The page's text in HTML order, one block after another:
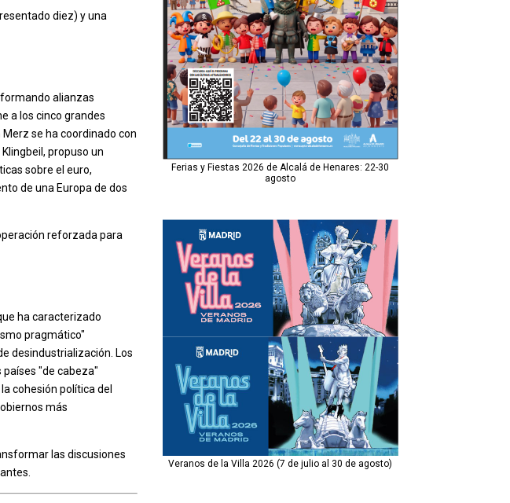
diez) y una
alianzas
a los cinco grandes
se ha coordinado con
propuso un
sobre el euro,
de una Europa de dos
reforzada para
ha caracterizado
pragmático"
desindustrialización. Los
países "de cabeza"
cohesión política del
más
las discusiones
Ferias y Fiestas 2026 de Alcalá de Henares: 22-30
agosto
Veranos de la Villa 2026 (7 de julio al 30 de agosto)